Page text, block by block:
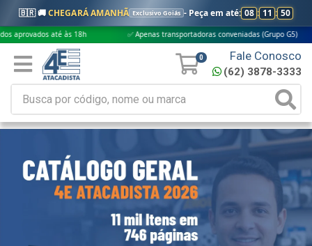
🇧🇷 🚚CHEGARÁ AMANHÃ Exclusivo Goiás - Peça em até: 08 : 11 : 49
até às 18h ✅ Apenas transportadoras conveniadas (Grupo G5) 🎁
0 Fale Conosco
(62) 3878-3333